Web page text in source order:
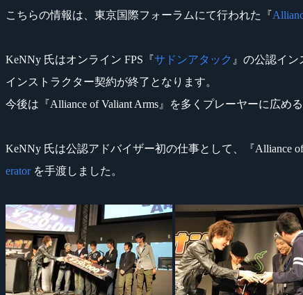
こちらの情報は、東京国際フォーラムにて行われた『
KeNNy 氏はオンライン FPS『サドンアタック 』の公認イ
インストラクター契約が終了となります。
今後は『Alliance of Valiant Arms』を多くプレーヤーに広め
KeNNy 氏は公認アドバイザー初の仕事として、『Alliance
eratorを手渡しました。